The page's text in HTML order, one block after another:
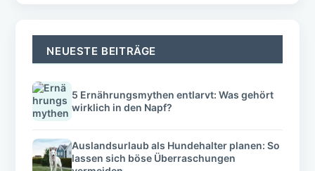
NEUESTE BEITRÄGE
5 Ernährungsmythen entlarvt: Was gehört
wirklich in den Napf?
Auslandsurlaub als Hundehalter planen: So
lassen sich böse Überraschungen